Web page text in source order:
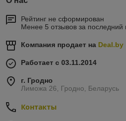
Рейтинг не сформирован
Менее 5 отзывов за последний
Компания продает на Deal.by
Работает с 03.11.2014
г. Гродно
Лиможа 26, Гродно, Беларусь
Контакты